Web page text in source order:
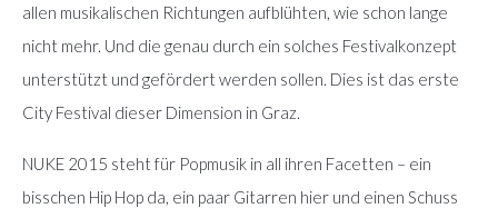
allen musikalischen Richtungen aufblühten, wie schon lange
nicht mehr. Und die genau durch ein solches Festivalkonzept
unterstützt und gefördert werden sollen. Dies ist das erste
City Festival dieser Dimension in Graz.
NUKE 2015 steht für Popmusik in all ihren Facetten – ein
bisschen Hip Hop da, ein paar Gitarren hier und einen Schuss